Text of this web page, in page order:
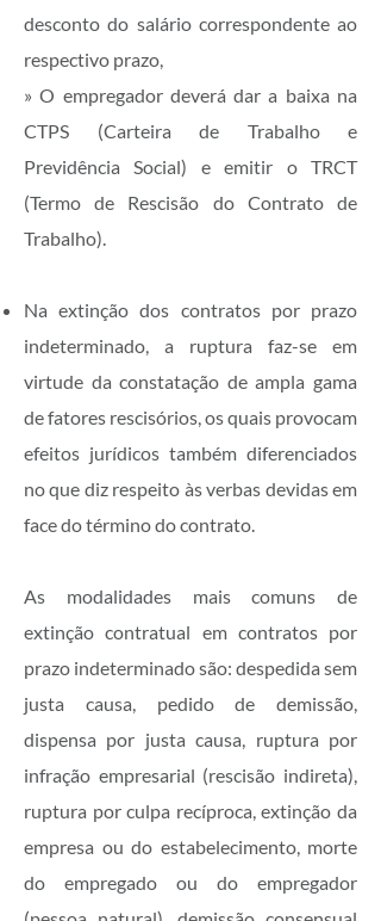
desconto do salário correspondente ao
respectivo prazo,
» O empregador deverá dar a baixa na
CTPS (Carteira de Trabalho e
Previdência Social) e emitir o TRCT
(Termo de Rescisão do Contrato de
Trabalho).
Na extinção dos contratos por prazo
indeterminado, a ruptura faz-se em
virtude da constatação de ampla gama
de fatores rescisórios, os quais provocam
efeitos jurídicos também diferenciados
no que diz respeito às verbas devidas em
face do término do contrato.
As modalidades mais comuns de
extinção contratual em contratos por
prazo indeterminado são: despedida sem
justa causa, pedido de demissão,
dispensa por justa causa, ruptura por
infração empresarial (rescisão indireta),
ruptura por culpa recíproca, extinção da
empresa ou do estabelecimento, morte
do empregado ou do empregador